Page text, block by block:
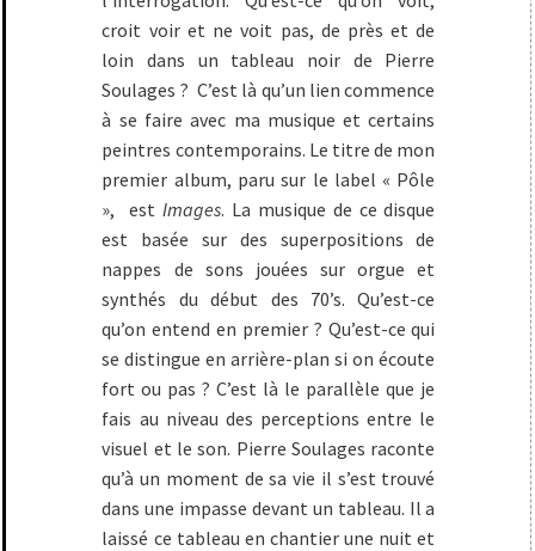
croit voir et ne voit pas, de près et de
loin dans un tableau noir de Pierre
Soulages ? C’est là qu’un lien commence
à se faire avec ma musique et certains
peintres contemporains. Le titre de mon
premier album, paru sur le label « Pôle
», estImages. La musique de ce disque
est basée sur des superpositions de
nappes de sons jouées sur orgue et
synthés du début des 70’s. Qu’est-ce
qu’on entend en premier ? Qu’est-ce qui
se distingue en arrière-plan si on écoute
fort ou pas ? C’est là le parallèle que je
fais au niveau des perceptions entre le
visuel et le son. Pierre Soulages raconte
qu’à un moment de sa vie il s’est trouvé
dans une impasse devant un tableau. Il a
laissé ce tableau en chantier une nuit et